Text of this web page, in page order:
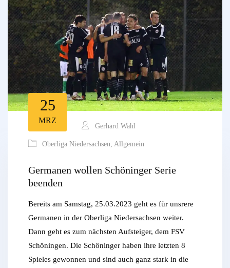
25
MRZ
Gerhard Wahl
Oberliga Niedersachsen Allgemein
Germanen wollen Schöninger Serie
beenden
Bereits am Samstag, 25.03.2023 geht es für unsrere
Germanen in der Oberliga Niedersachsen weiter.
Dann geht es zum nächsten Aufsteiger, dem FSV
Schöningen. Die Schöninger haben ihre letzten 8
Spieles gewonnen und sind auch ganz stark in die